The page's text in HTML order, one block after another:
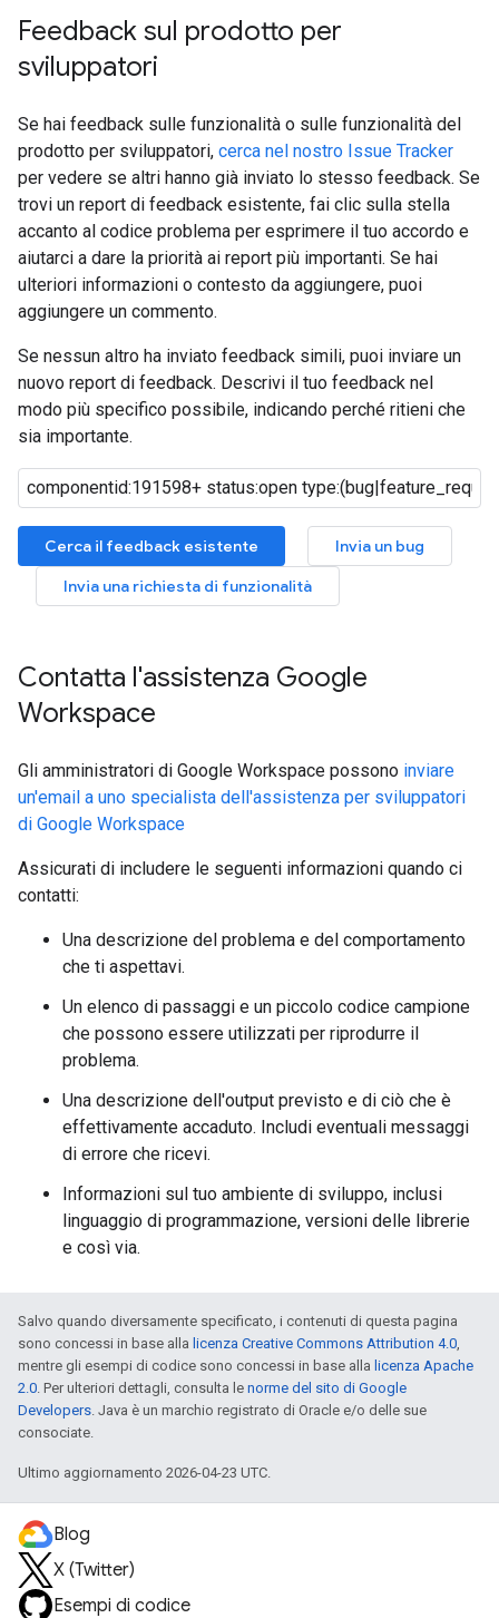
Feedback sul prodotto per
sviluppatori
Se hai feedback sulle funzionalità o sulle funzionalità del
prodotto per sviluppatori, cerca nel nostro Issue Tracker
per vedere se altri hanno già inviato lo stesso feedback. Se
trovi un report di feedback esistente, fai clic sulla stella
accanto al codice problema per esprimere il tuo accordo e
aiutarci a dare la priorità ai report più importanti. Se hai
ulteriori informazioni o contesto da aggiungere, puoi
aggiungere un commento.
Se nessun altro ha inviato feedback simili, puoi inviare un
nuovo report di feedback. Descrivi il tuo feedback nel
modo più specifico possibile, indicando perché ritieni che
sia importante.
Cerca il feedback esistente
Invia un bug
Invia una richiesta di funzionalità
Contatta l'assistenza Google
Workspace
Gli amministratori di Google Workspace possono inviare
un'email a uno specialista dell'assistenza per sviluppatori
di Google Workspace
Assicurati di includere le seguenti informazioni quando ci
contatti:
Una descrizione del problema e del comportamento
che ti aspettavi.
Un elenco di passaggi e un piccolo codice campione
che possono essere utilizzati per riprodurre il
problema.
Una descrizione dell'output previsto e di ciò che è
effettivamente accaduto. Includi eventuali messaggi
di errore che ricevi.
Informazioni sul tuo ambiente di sviluppo, inclusi
linguaggio di programmazione, versioni delle librerie
e così via.
Salvo quando diversamente specificato, i contenuti di questa pagina
sono concessi in base alla licenza Creative Commons Attribution 4.0,
mentre gli esempi di codice sono concessi in base alla licenza Apache
2.0. Per ulteriori dettagli, consulta le norme del sito di Google
Developers. Java è un marchio registrato di Oracle e/o delle sue
consociate.
Ultimo aggiornamento 2026-04-23 UTC.
Blog
X (Twitter)
Esempi di codice